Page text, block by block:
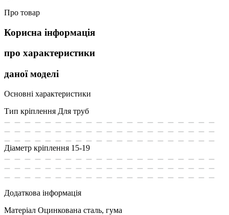
Про товар
Корисна інформація
про характеристики
даної моделі
Основні характеристики
Тип кріплення Для труб
Діаметр кріплення 15-19
Додаткова інформація
Матеріал Оцинкована сталь, гума